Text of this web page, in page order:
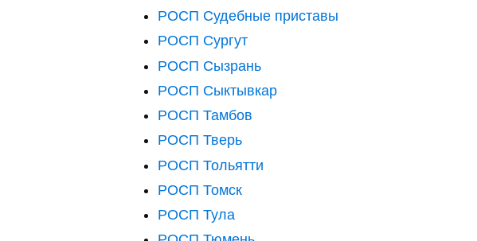
РОСП Судебные приставы
РОСП Сургут
РОСП Сызрань
РОСП Сыктывкар
РОСП Тамбов
РОСП Тверь
РОСП Тольятти
РОСП Томск
РОСП Тула